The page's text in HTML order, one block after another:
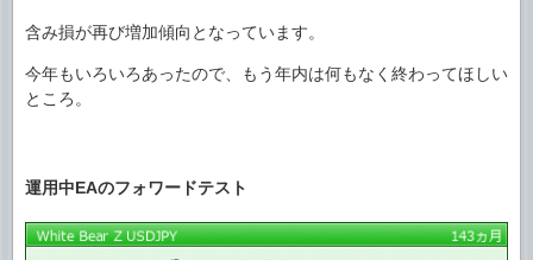
含み損が再び増加傾向となっています。
今年もいろいろあったので、もう年内は何もなく終わってほしい
ところ。
運用中EAのフォワードテスト